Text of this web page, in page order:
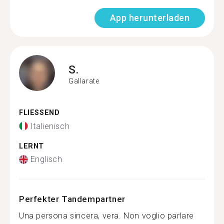
App herunterladen
S.
Gallarate
FLIESSEND
Italienisch
LERNT
Englisch
Perfekter Tandempartner
Una persona sincera, vera. Non voglio parlare